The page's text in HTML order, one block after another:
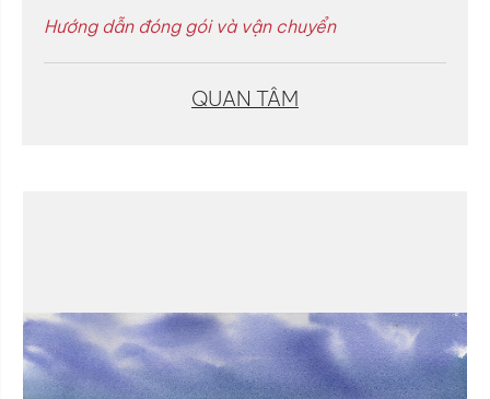
Hướng dẫn đóng gói và vận chuyển
QUAN TÂM